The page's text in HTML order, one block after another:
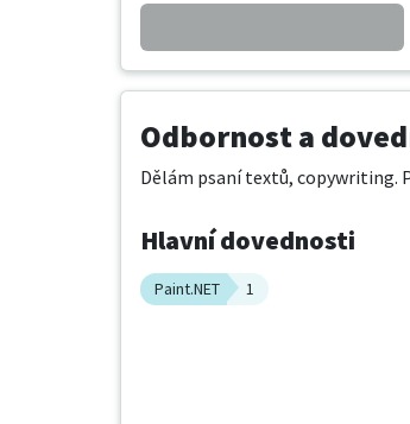
Odbornost a
Dělám psaní textů, copywriting.
Hlavní dovednosti
Paint.NET 1